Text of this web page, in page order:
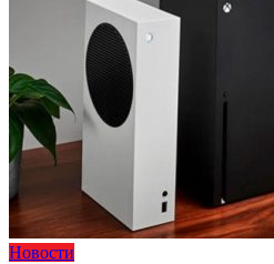
Новости